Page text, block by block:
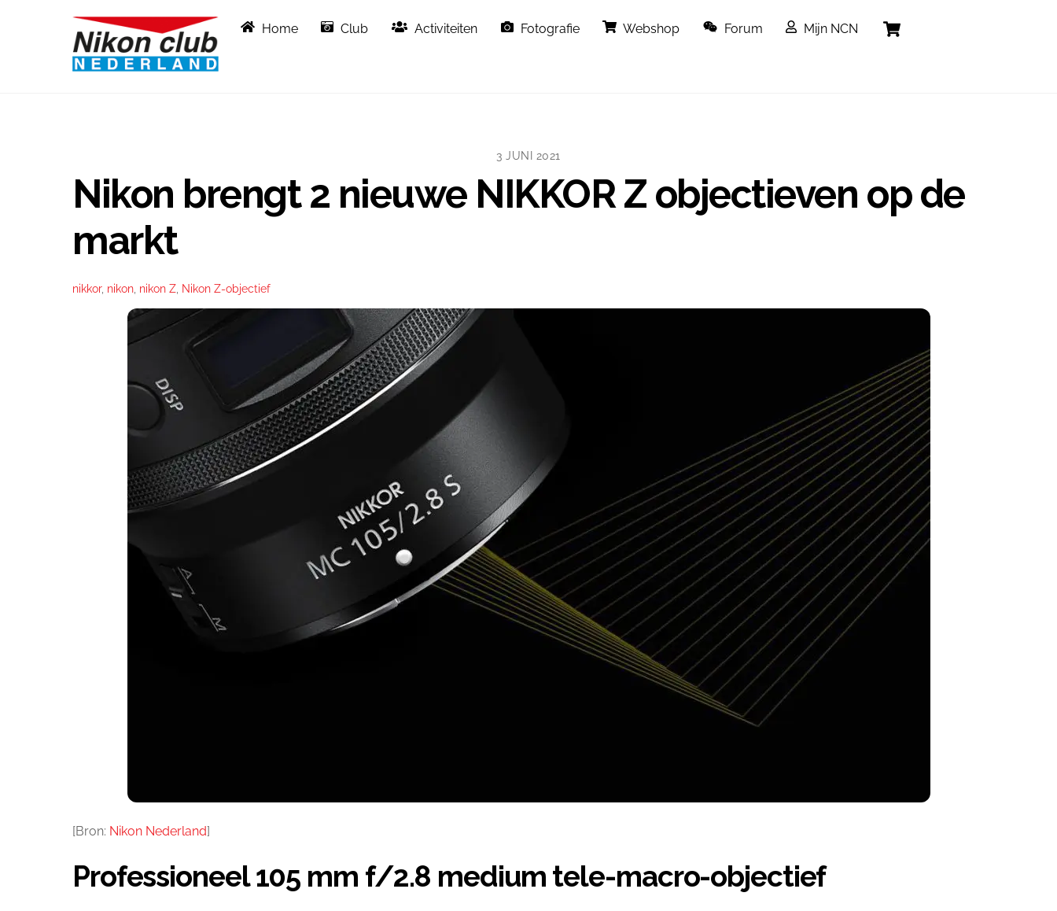
Home Club Activiteiten Fotografie Webshop Forum Mijn NCN
3 JUNI 2021
Nikon brengt 2 nieuwe NIKKOR Z objectieven op de
markt
nikkor, nikon nikon Z Nikon Z-objectief
[Bron: Nikon Nederland]
Professioneel 105 mm f/2.8 medium tele-macro-objectief
To